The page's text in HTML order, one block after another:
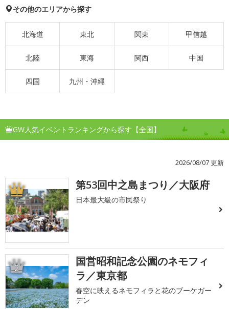
その他のエリアから探す
北海道 東北 関東 甲信越
北陸 東海 関西 中国
四国 九州・沖縄
GW人気イベントランキングから探す【全国】
2026/08/07 更新
1 第53回中之島まつり／大阪府
日本最大級の市民祭り
2
国営昭和記念公園のネモフィ
ラ／東京都
春空に映えるネモフィラと花のブーケガー
デン